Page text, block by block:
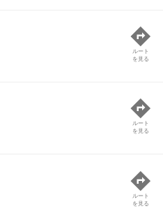
ルート
を見る
ルート
を見る
ルート
を見る